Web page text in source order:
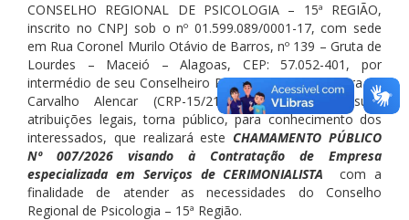
CONSELHO REGIONAL DE PSICOLOGIA – 15ª REGIÃO,
inscrito no CNPJ sob o nº 01.599.089/0001-17, com sede
em Rua Coronel Murilo Otávio de Barros, nº 139 – Gruta de
Lourdes – Maceió – Alagoas, CEP: 57.052-401, por
intermédio de seu Conselheiro Presidente Manoel Vieira de
Carvalho Alencar (CRP-15/2121), no uso de suas
atribuições legais, torna público, para conhecimento dos
interessados, que realizará esteCHAMAMENTO PÚBLICO
Nº 007/2026 visando à Contratação de Empresa
especializada em Serviços de CERIMONIALISTA
com a
finalidade de atender as necessidades do Conselho
Regional de Psicologia – 15ª Região.